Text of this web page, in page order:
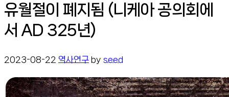
유월절이 폐지됨 (니케아 공의회에
서 AD 325년)
2023-08-22 역사연구 by seed